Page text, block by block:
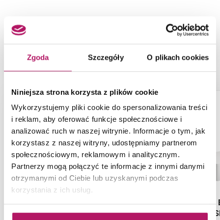
Zgoda Szczegóły O plikach cookies
Niniejsza strona korzysta z plików cookie
Wykorzystujemy pliki cookie do spersonalizowania treści
i reklam, aby oferować funkcje społecznościowe i
analizować ruch w naszej witrynie. Informacje o tym, jak
korzystasz z naszej witryny, udostępniamy partnerom
społecznościowym, reklamowym i analitycznym.
Partnerzy mogą połączyć te informacje z innymi danymi
otrzymanymi od Ciebie lub uzyskanymi podczas
korzystania z ich usług.
PRODUKTY Z KOLEKCJI
NASZE PROPOZYCJE ZAMIAST
PRODUKTU KOŁO TECHNIC GT
STYLE 99412000
Cersanit Tech Line Base
S701-686
Omnires